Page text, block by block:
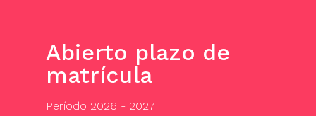
Abierto plazo de
matrícula
Período 2026 - 2027